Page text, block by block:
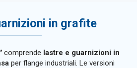
in grafite
comprende lastre e guarnizioni in
per flange industriali. Le versioni